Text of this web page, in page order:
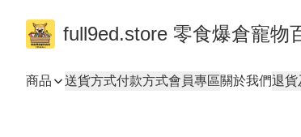
full9ed.store 零食爆倉寵物
商品 送貨方式付款方式會員專區關於我們退貨